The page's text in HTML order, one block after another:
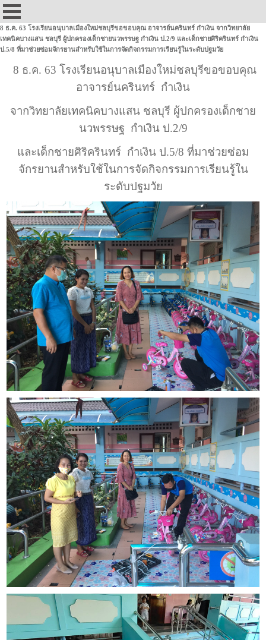
8 ธ.ค. 63 โรงเรียนอนุบาลเมืองใหม่ชลบุรีขอขอบคุณ อาจารย์นครินทร์ กำเงิน จากวิทยาลัย
เทคนิคบางแสน ชลบุรี ผู้ปกครองเด็กชายนวพรรษฐ กำเงิน ป.2/9 และเด็กชายศิริครินทร์ กำเงิน
ป.5/8 ที่มาช่วยซ่อมจักรยานสำหรับใช้ในการจัดกิจกรรมการเรียนรู้ในระดับปฐมวัย
8 ธ.ค. 63 โรงเรียนอนุบาลเมืองใหม่ชลบุรีขอขอบคุณ
อาจารย์นครินทร์ กำเงิน
จากวิทยาลัยเทคนิคบางแสน ชลบุรี ผู้ปกครองเด็กชาย
นวพรรษฐ กำเงิน ป.2/9
และเด็กชายศิริครินทร์ กำเงิน ป.5/8 ที่มาช่วยซ่อม
จักรยานสำหรับใช้ในการจัดกิจกรรมการเรียนรู้ใน
ระดับปฐมวัย